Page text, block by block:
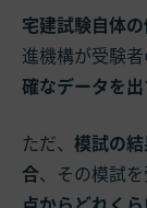
宅建試験自体
進機構が受験
確なデータを出
ただ、 模試の
合、その模試